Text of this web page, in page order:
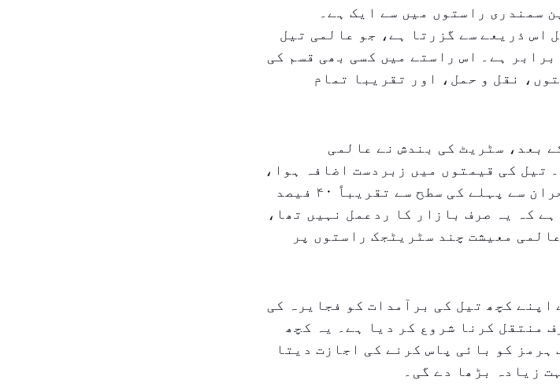
سمندری راستوں میں سے ایک ہے۔
ملین بیرل تیل اس ذریعے سے گزرتا ہے، جو عالمی تیل
ہے۔ اس راستے میں کسی بھی قسم کی
نقل و حمل، اور تقریبا تمام
بعد، سٹریٹ کی بندش نے عالمی
تیل کی قیمتوں میں زبردست اضافہ ہوا،
اور برینٹ خام تیل کی قیمتیں بحران سے پہلے کی سطح سے تقریباً ۴۰ فیصد
کہ یہ صرف بازار کا ردعمل نہیں تھا،
معیشت چند سٹریٹجک راستوں پر
اپنے کچھ تیل کی برآمدات کو فجایرہ کی
منتقل کرنا شروع کر دیا ہے۔ یہ کچھ
کو بائی پاس کرنے کی اجازت دیتا
زیادہ بڑھا دے گی۔